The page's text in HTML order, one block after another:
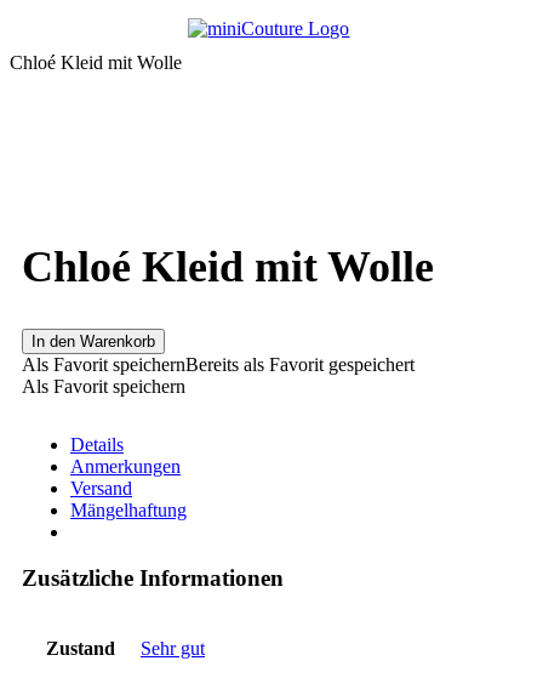
Chloé Kleid mit Wolle
Chloé Kleid mit Wolle
In den Warenkorb
Als Favorit speichernBereits als Favorit gespeichert
Als Favorit speichern
Details
Anmerkungen
Versand
Mängelhaftung
Zusätzliche Informationen
Zustand Sehr gut